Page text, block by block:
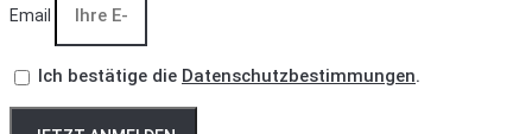
Email
Ich bestätige die Datenschutzbestimmungen.